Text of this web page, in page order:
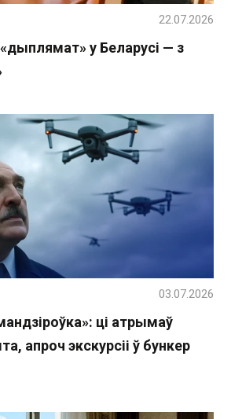
у Беларусі — з
22.07.2026
ці атрымаў
апроч экскурсіі ў бункер
03.07.2026